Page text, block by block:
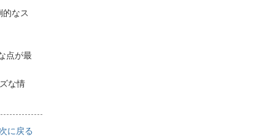
なス
点が最
な情
に戻る